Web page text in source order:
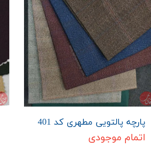
پارچه پالتویی مطهری کد 401
اتمام موجودی